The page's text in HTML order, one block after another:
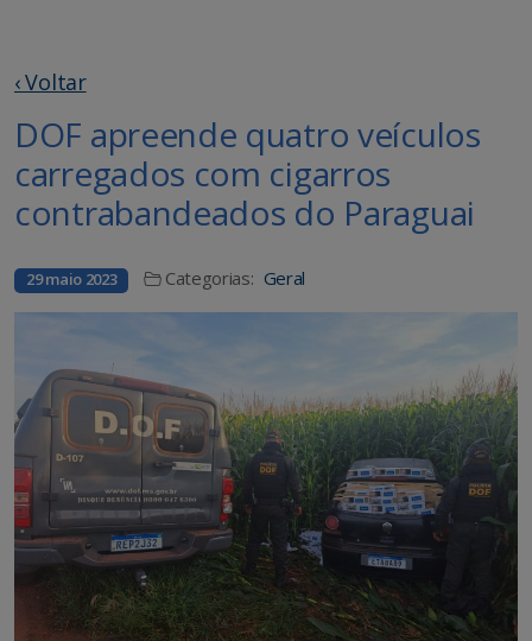
‹ Voltar
DOF apreende quatro veículos
carregados com cigarros
contrabandeados do Paraguai
29 maio 2023 Categorias: Geral